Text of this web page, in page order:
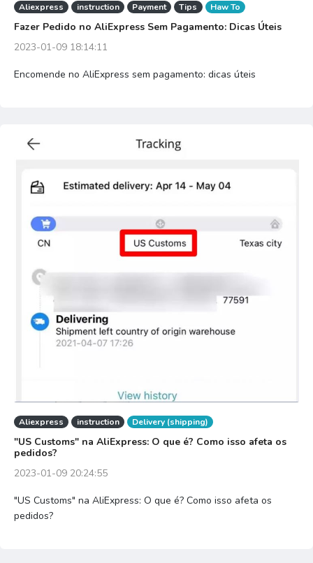
Aliexpress instruction Payment Tips Haw To
Fazer Pedido no AliExpress Sem Pagamento: Dicas Úteis
2023-01-09 18:14:11
Encomende no AliExpress sem pagamento: dicas úteis
Aliexpress instruction Delivery (shipping)
"US Customs" na AliExpress: O que é? Como isso afeta os
pedidos?
2023-01-09 20:24:55
"US Customs" na AliExpress: O que é? Como isso afeta os
pedidos?